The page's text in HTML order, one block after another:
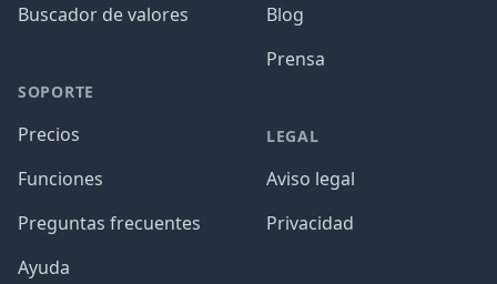
Buscador de valores
SOPORTE
Precios
Funciones
Preguntas frecuentes
Ayuda
Blog
Prensa
LEGAL
Aviso legal
Privacidad